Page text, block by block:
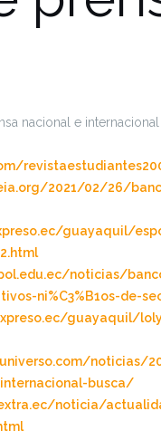
nacional e
2021/02/26/
guayaquil/
noticias/
ni%C3%B1os-de-
guayaquil/
noticias/
busca/
noticia/